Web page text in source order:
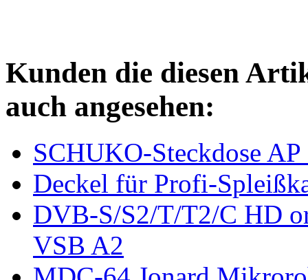
Kunden die diesen
auch angesehen:
SCHUKO-Steckdose
Deckel für Profi-
DVB-S/S2/T/T2/C HD
VSB A2